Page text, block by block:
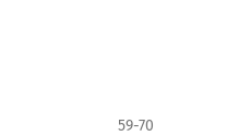
59-70